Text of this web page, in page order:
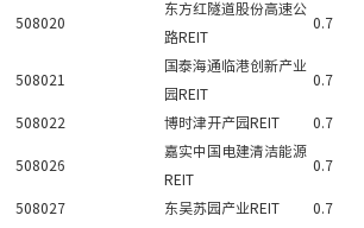
508020
东方红隧道股份高速公
路REIT
0.7
508021
国泰海通临港创新产业
园REIT
0.7
508022 博时津开产园REIT 0.7
508026
嘉实中国电建清洁能源
REIT
0.7
508027 东吴苏园产业REIT 0.7